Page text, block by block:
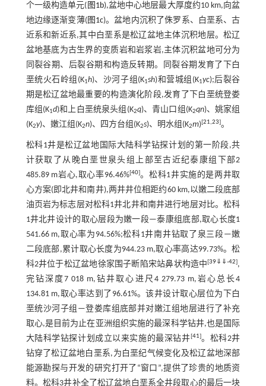
个一级构造单元( 图1b),盆地中心地层最大厚度约10 km,向盆
地边缘逐渐变薄( 图1c)。盆地内沉积了侏罗系、白垩系、古
近系和新近系,其中白垩系是松辽盆地主体沉积地层。松辽
盆地基底为古生界的变质岩和岩浆岩,主体沉积盆地可分为
同裂谷期、后裂谷期和构造反转期。同裂谷期发育了下白
垩统火石岭组(K1h)、沙河子组(K1sh)和营城组(K1yc);后裂谷
期是松辽盆地最重要的构造演化阶段,发育了下白垩统登娄
库组(K1d)和上白垩统泉头组(K2q)、青山口组(K2qn)、姚家组
(K2y)、嫩江组(K2n)、四方台组(K2s)、明水组(K2m)[21,23]。
松科1井是松辽盆地国际大陆科学钻探计划的第一阶段,共
计获取了从晚白垩世泉头组上部至古近纪泰康组下部2
485.89 m岩心,取心率96.46%[40]。松科1井实施的是两井取
心方案(即北井和南井),两井井位相距约60 km,以嫩二段底部
油页岩为标志层对松科1井北井和南井进行地层对比。松科
1井北井设计的取心层段为嫩一段—泰康组底部,取心长度1
541.66 m,取心率为94.56%;松科1井南井钻取了泉三段—嫩
二段底部,累计取心长度为944.23 m,取心率高达99.73%。松
科2井位于松辽盆地徐家围子断陷宋站鼻状构造中[39⇓ ⇓-42],
完钻深度7 018 m,钻井取心进尺4 279.73 m,岩心总长4
134.81 m,取心率达到了96.61%。该井设计取心层位为下白
垩统沙河子组—登娄库组底部并对嫩江组地层进行了补充
取心,是目前为止在亚洲组织实施的最深科学钻井,也是国际
大陆科学钻探计划成立以来实施的最深钻井[41]。松科2井
钻穿了松辽盆地白垩系,为白垩纪气候变化及松辽盆地深部
能源勘探与开发的研究打开了“窗口”,提供了珍贵的地质资
料。松科3井补全了松辽盆地白垩系全井段取心的最后一块